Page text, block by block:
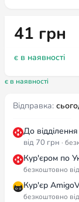
41 грн
є в наявності
є в наявності
Відправка:
До
від 70 грн ·
Кур'єром по
безкоштовно
Кур'єр
безкоштовно